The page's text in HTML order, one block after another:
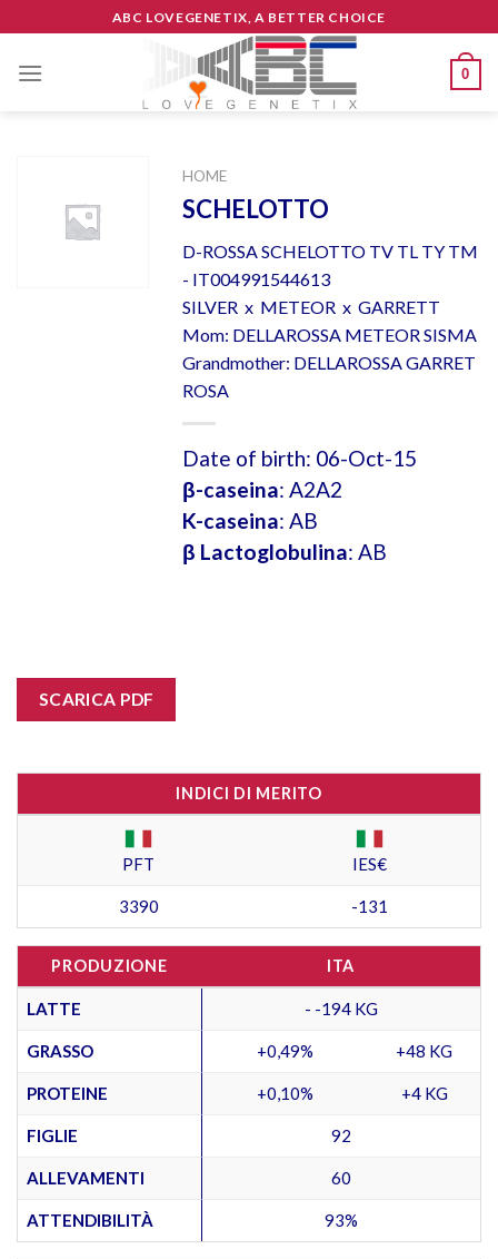
to
content
ABC LOVEGENETIX, A BETTER CHOICE
0
HOME
SCHELOTTO
D-ROSSA SCHELOTTO TV TL TY TM
- IT004991544613
SILVER x METEOR x GARRETT
Mom: DELLAROSSA METEOR SISMA
Grandmother: DELLAROSSA GARRET
ROSA
Date of birth: 06-Oct-15
β-caseina: A2A2
K-caseina: AB
β Lactoglobulina: AB
SCARICA PDF
INDICI DI MERITO
PFT IES€
3390 -131
PRODUZIONE ITA
LATTE - -194 KG
GRASSO +0,49% +48 KG
PROTEINE +0,10% +4 KG
FIGLIE 92
ALLEVAMENTI 60
ATTENDIBILITÀ 93%